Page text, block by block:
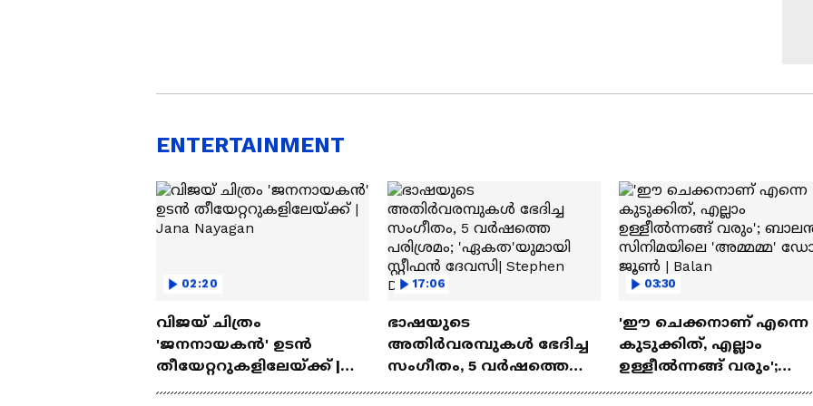
ENTERTAINMENT
02:20
വിജയ് ചിത്രം
'ജനനായകൻ' ഉടൻ
തീയേറ്ററുകളിലേയ്ക്ക് |
Jana Nayagan
17:06
ഭാഷയുടെ
അതിർവരമ്പുകൾ ഭേദിച്ച
സംഗീതം, 5 വർഷത്തെ
പരിശ്രമം; 'ഏകത'യുമായി
03:30
'ഈ ചെക്കനാണ് എന്നെ
കുടുക്കിത്, എല്ലാം
ഉള്ളീൽന്നങ്ങ് വരും';
ബാലൻ സിനിമയിലെ